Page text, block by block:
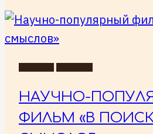
НАУЧНО-
ФИЛЬМ «В